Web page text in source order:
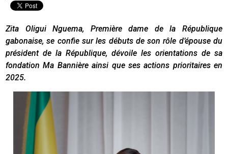
Zita Oligui Nguema, Première dame de la République
gabonaise, se confie sur les débuts de son rôle d’épouse du
président de la République, dévoile les orientations de sa
fondation Ma Bannière ainsi que ses actions prioritaires en
2025.